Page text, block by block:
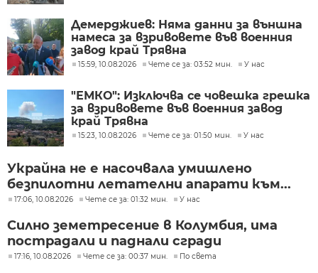
Демерджиев: Няма данни за външна
намеса за взривовете във военния
завод край Трявна
15:59, 10.08.2026 Чете се за: 03:52 мин. У нас
"ЕМКО": Изключва се човешка грешка
за взривовете във военния завод
край Трявна
15:23, 10.08.2026 Чете се за: 01:50 мин. У нас
Украйна не е насочвала умишлено
безпилотни летателни апарати към...
17:06, 10.08.2026 Чете се за: 01:32 мин. У нас
Силно земетресение в Колумбия, има
пострадали и паднали сгради
17:16, 10.08.2026 Чете се за: 00:37 мин. По света